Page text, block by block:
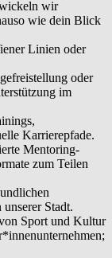
wir
wie dein Blick
Linien oder
oder
im
Karrierepfade.
Mentoring-
zum Teilen
Stadt.
Sport und Kultur